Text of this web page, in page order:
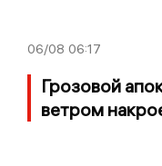
06/08 06:17
Грозовой
ветром